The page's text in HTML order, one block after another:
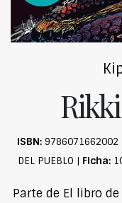
ISBN: 9786071662002
DEL PUEBLO | Ficha:
Parte de El libro